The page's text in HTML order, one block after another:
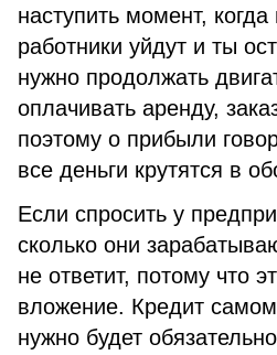
наступить момент,
работники уйдут и ты
нужно продолжать
оплачивать аренду,
поэтому о прибыли
все деньги крутятся в
Если спросить у
сколько они
не ответит, потому что
вложение. Кредит
нужно будет